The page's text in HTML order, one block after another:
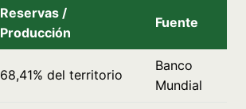
Reservas /
Producción
Fuente
68,41% del territorio
Banco
Mundial